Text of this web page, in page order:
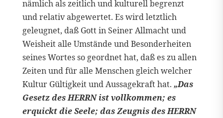
nämlich als zeitlich und kulturell begrenzt
und relativ abgewertet. Es wird letztlich
geleugnet, daß Gott in Seiner Allmacht und
Weisheit alle Umstände und Besonderheiten
seines Wortes so geordnet hat, daß es zu allen
Zeiten und für alle Menschen gleich welcher
Kultur Gültigkeit und Aussagekraft hat. „Das
Gesetz des HERRN ist vollkommen; es
erquickt die Seele; das Zeugnis des HERRN